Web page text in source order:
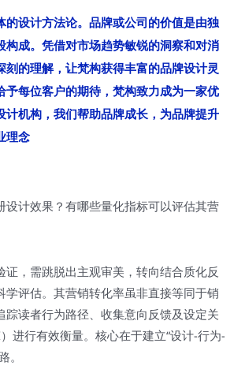
的设计方法论。品牌或公司的价值是由独
构成。凭借对市场趋势敏锐的洞察和对消
刻的理解，让梵构获得丰富的品牌设计灵
予每位客户的期待，梵构致力成为一家优
计机构，我们帮助品牌成长，为品牌提升
理念
设计效果？有哪些量化指标可以评估其营
证，需跳脱出主观审美，转向结合质化反
学评估。其营销转化率虽非直接等同于销
踪读者行为路径、收集意向反馈及设定关
进行有效衡量。核心在于建立“设计-行为-
。